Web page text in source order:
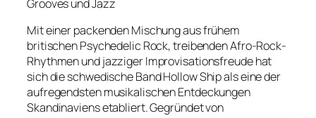
Grooves und Jazz
Mit einer packenden Mischung aus frühem
britischen Psychedelic Rock, treibenden Afro-Rock-
Rhythmen und jazziger Improvisationsfreude hat
sich die schwedische Band Hollow Ship als eine der
aufregendsten musikalischen Entdeckungen
Skandinaviens etabliert. Gegründet von